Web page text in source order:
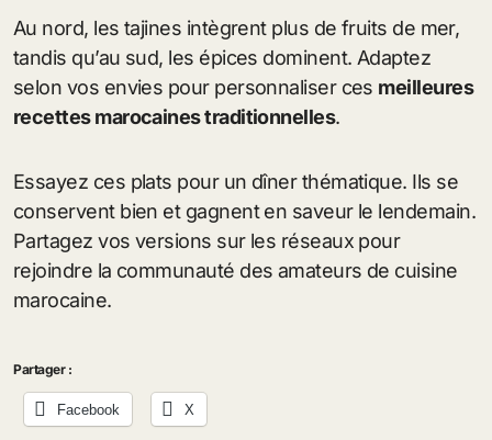
Au nord, les tajines intègrent plus de fruits de mer,
tandis qu’au sud, les épices dominent. Adaptez
selon vos envies pour personnaliser ces meilleures
recettes marocaines traditionnelles.
Essayez ces plats pour un dîner thématique. Ils se
conservent bien et gagnent en saveur le lendemain.
Partagez vos versions sur les réseaux pour
rejoindre la communauté des amateurs de cuisine
marocaine.
Partager :
Facebook X